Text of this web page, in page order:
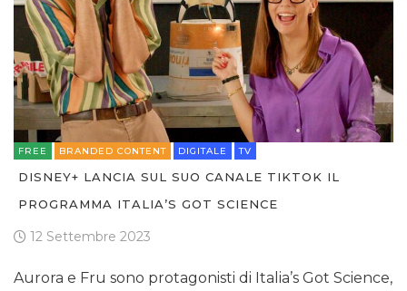
FREE BRANDED CONTENT DIGITALE TV
DISNEY+ LANCIA SUL SUO CANALE TIKTOK IL
PROGRAMMA ITALIA’S GOT SCIENCE
12 Settembre 2023
Aurora e Fru sono protagonisti di Italia’s Got Science,